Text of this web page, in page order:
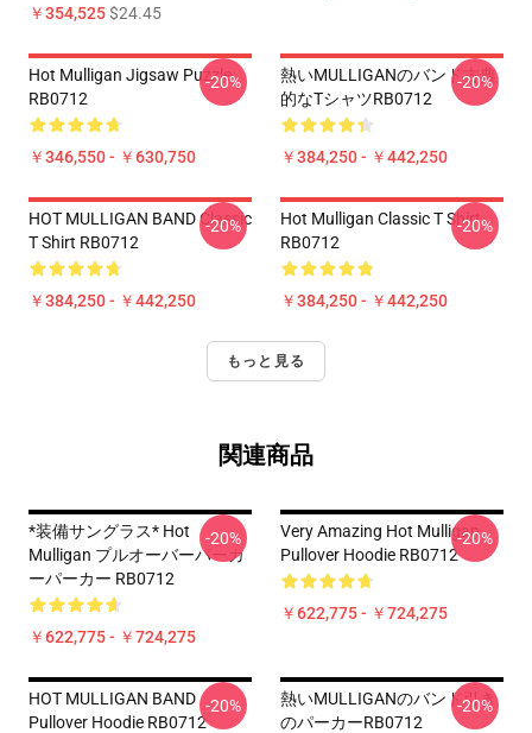
￥354,525$24.45
Hot Mulligan Jigsaw Puzzle
RB0712
￥346,550 - ￥630,750
-20%
熱いMULLIGANのバンド古典
的なTシャツRB0712
￥384,250 - ￥442,250
-20%
HOT MULLIGAN BAND Classic
T Shirt RB0712
￥384,250 - ￥442,250
-20%
Hot Mulligan Classic T Shirt
RB0712
￥384,250 - ￥442,250
-20%
もっと見る
関連商品
*装備サングラス* Hot
Mulligan プルオーバーパーカ
ーパーカー RB0712
￥622,775 - ￥724,275
-20%
Very Amazing Hot Mulligan
Pullover Hoodie RB0712
￥622,775 - ￥724,275
-20%
HOT MULLIGAN BAND
Pullover Hoodie RB0712
-20%
熱いMULLIGANのバンド引き
のパーカーRB0712
-20%